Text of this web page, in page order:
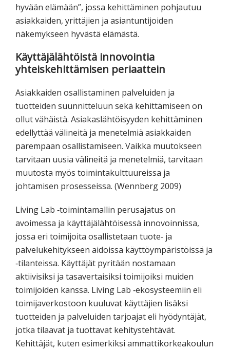
hyvään elämään”, jossa kehittäminen pohjautuu
asiakkaiden, yrittäjien ja asiantuntijoiden
näkemykseen hyvästä elämästä.
Käyttäjälähtöistä innovointia
yhteiskehittämisen periaattein
Asiakkaiden osallistaminen palveluiden ja
tuotteiden suunnitteluun sekä kehittämiseen on
ollut vähäistä. Asiakaslähtöisyyden kehittäminen
edellyttää välineitä ja menetelmiä asiakkaiden
parempaan osallistamiseen. Vaikka muutokseen
tarvitaan uusia välineitä ja menetelmiä, tarvitaan
muutosta myös toimintakulttuureissa ja
johtamisen prosesseissa. (Wennberg 2009)
Living Lab ‐toimintamallin perusajatus on
avoimessa ja käyttäjälähtöisessä innovoinnissa,
jossa eri toimijoita osallistetaan tuote‐ ja
palvelukehitykseen aidoissa käyttöympäristöissä ja
‐tilanteissa. Käyttäjät pyritään nostamaan
aktiivisiksi ja tasavertaisiksi toimijoiksi muiden
toimijoiden kanssa. Living Lab ‐ekosysteemiin eli
toimijaverkostoon kuuluvat käyttäjien lisäksi
tuotteiden ja palveluiden tarjoajat eli hyödyntäjät,
jotka tilaavat ja tuottavat kehitystehtävät.
Kehittäjät, kuten esimerkiksi ammattikorkeakoulun